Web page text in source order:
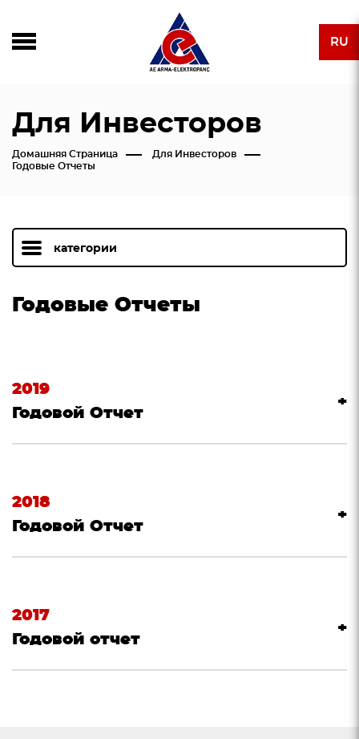
RU
Для Инвесторов
Домашняя Страница
Для Инвесторов
Годовые Отчеты
категории
Годовые Отчеты
2019
Годовой Отчет
2018
Годовой Отчет
2017
Годовой отчет